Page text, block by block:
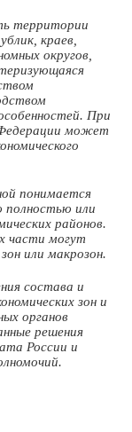
территории
краев,
округов,
При
может
понимается
или
районов.
части могут
или макрозон.
состава и
зон и
органов
решения
России и